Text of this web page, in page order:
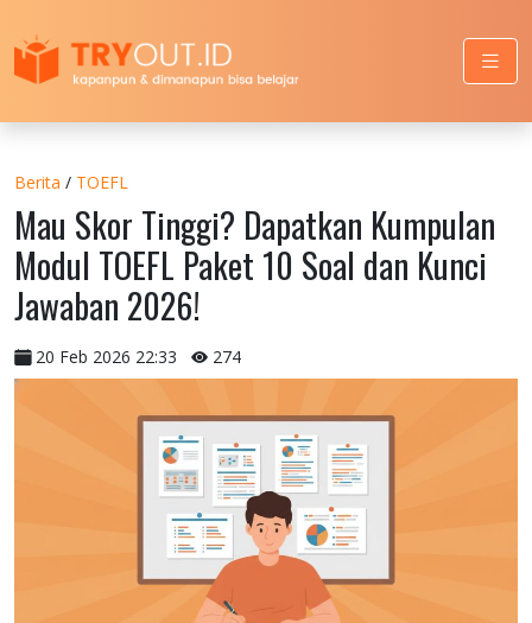
Berita / TOEFL
Mau Skor Tinggi? Dapatkan Kumpulan
Modul TOEFL Paket 10 Soal dan Kunci
Jawaban 2026!
20 Feb 2026 22:33 274